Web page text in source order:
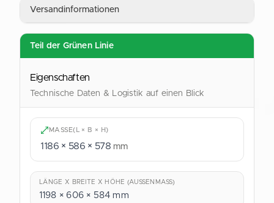
PDF
Versandinformationen
Teil der Grünen Linie
Eigenschaften
Technische Daten & Logistik auf einen Blick
MASSE(L × B × H)
1186 × 586 × 578 mm
LÄNGE X BREITE X HÖHE (AUSSENMASS)
1198 × 606 × 584 mm